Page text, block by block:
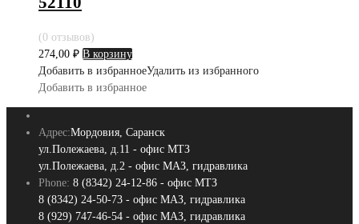
(0 отзывов)
274,00 ₽ В корзину
Добавить в избранноеУдалить из избранного
Добавить в избранное
Адрес:Мордовия, Саранск
ул.Полежаева, д.11 - офис МТЗ
ул.Полежаева, д.2 - офис МАЗ, гидравлика
Phone: 8 (8342) 24-12-86 - офис МТЗ
8 (8342) 24-50-73 - офис МАЗ, гидравлика
8 (929) 747-46-54 - офис МАЗ, гидравлика